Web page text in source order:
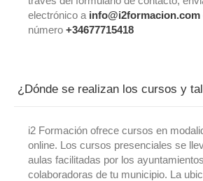
electrónico a info@i2formacion.com
número +34677715418
¿Dónde se realizan los cursos y
i2 Formación ofrece cursos en
online. Los cursos presenciales se
aulas facilitadas por los
colaboradoras de tu municipio. La